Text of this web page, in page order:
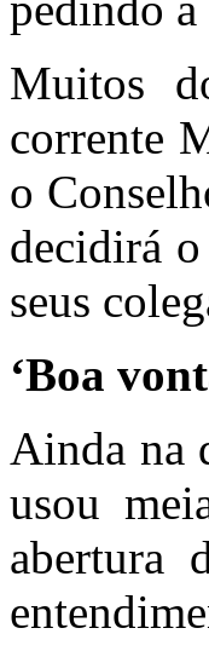
Muitos
corrente
o
decidirá
seus
‘Boa
Ainda na
usou
abertura